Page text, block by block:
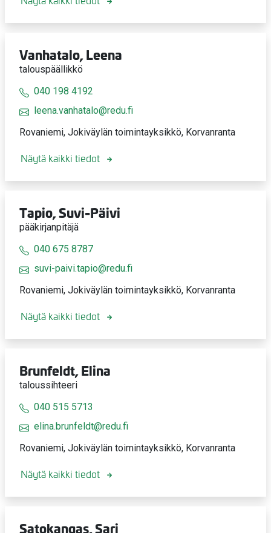
Vanhatalo, Leena
talouspäällikkö
040 198 4192
leena.vanhatalo@redu.fi
Rovaniemi, Jokiväylän toimintayksikkö, Korvanranta
Näytä kaikki tiedot
Tapio, Suvi-Päivi
pääkirjanpitäjä
040 675 8787
suvi-paivi.tapio@redu.fi
Rovaniemi, Jokiväylän toimintayksikkö, Korvanranta
Näytä kaikki tiedot
Brunfeldt, Elina
taloussihteeri
040 515 5713
elina.brunfeldt@redu.fi
Rovaniemi, Jokiväylän toimintayksikkö, Korvanranta
Näytä kaikki tiedot
Satokangas, Sari